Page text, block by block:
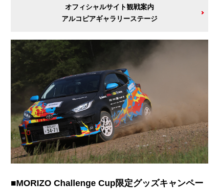
オフィシャルサイト観戦案内
アルコピアギャラリーステージ
■MORIZO Challenge Cup限定グッズキャンペー